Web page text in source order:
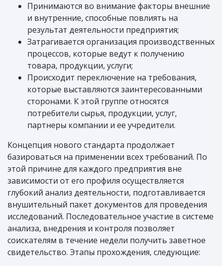
Принимаются во внимание факторы внешние
и внутренние, способные повлиять на
результат деятельности предприятия;
Затрагивается организация производственных
процессов, которые ведут к получению
товара, продукции, услуги;
Происходит переключение на требования,
которые выставляются заинтересованными
сторонами. К этой группе относятся
потребители сырья, продукции, услуг,
партнеры компании и ее учредители.
Концепция нового стандарта продолжает
базироваться на применении всех требований. По
этой причине для каждого предприятия вне
зависимости от его профиля осуществляется
глубокий анализ деятельности, подготавливается
внушительный пакет документов для проведения
исследований. Последовательное участие в системе
анализа, внедрения и контроля позволяет
соискателям в течение недели получить заветное
свидетельство. Этапы прохождения, следующие: